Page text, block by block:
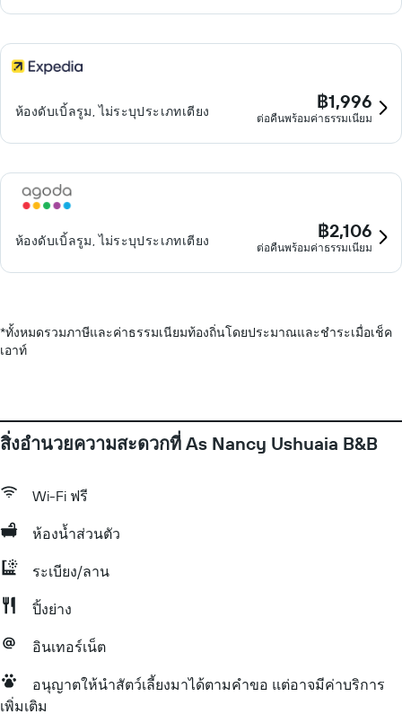
ห้องดับเบิ้ลรูม, ไม่ระบุประเภทเตียง ฿1,996
ต่อคืนพร้อมค่าธรรมเนียม
ห้องดับเบิ้ลรูม, ไม่ระบุประเภทเตียง ฿2,106
ต่อคืนพร้อมค่าธรรมเนียม
*ทั้งหมดรวมภาษีและค่าธรรมเนียมท้องถิ่นโดยประมาณและชำระเมื่อเช็ค
เอาท์
สิ่งอำนวยความสะดวกที่ As Nancy Ushuaia B&B
Wi-Fi ฟรี
ห้องน้ำส่วนตัว
ระเบียง/ลาน
ปิ้งย่าง
อินเทอร์เน็ต
อนุญาตให้นำสัตว์เลี้ยงมาได้ตามคำขอ แต่อาจมีค่าบริการ
เพิ่มเติม